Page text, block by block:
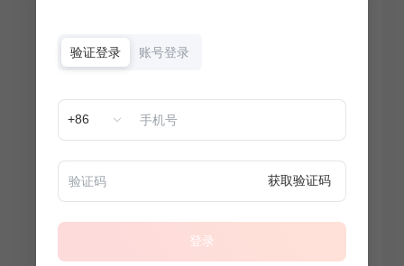
验证登录 账号登录
+86
获取验证码
登录